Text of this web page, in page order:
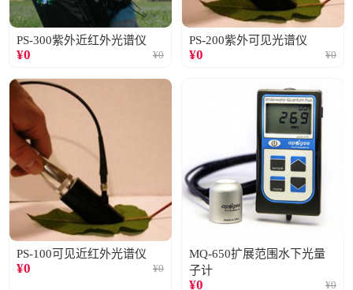
PS-300紫外近红外光谱仪
¥0 ¥0
PS-200紫外可见光谱仪
¥0 ¥0
PS-100可见近红外光谱仪
¥0 ¥0
MQ-650扩展范围水下光量
子计
¥0 ¥0